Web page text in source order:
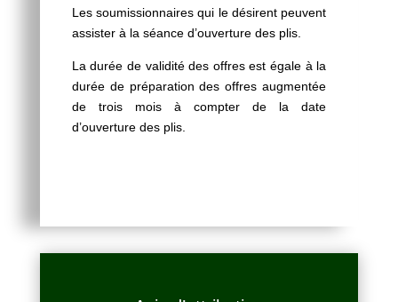
Les soumissionnaires qui le désirent peuvent
assister à la séance d’ouverture des plis.
La durée de validité des offres est égale à la
durée de préparation des offres augmentée
de trois mois à compter de la date
d’ouverture des plis.